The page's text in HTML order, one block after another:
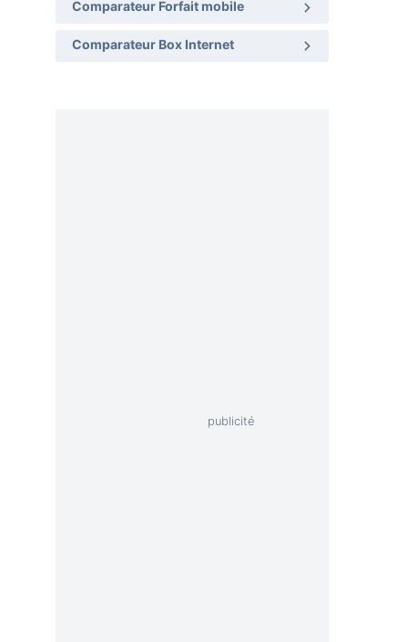
Comparateur Forfait mobile
Comparateur Box Internet